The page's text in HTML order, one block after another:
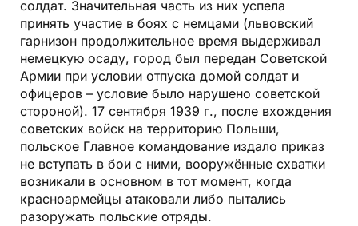
солдат. Значительная часть из них успела
принять участие в боях с немцами (львовский
гарнизон продолжительное время выдерживал
немецкую осаду, город был передан Советской
Армии при условии отпуска домой солдат и
офицеров – условие было нарушено советской
стороной). 17 сентября 1939 г., после вхождения
советских войск на территорию Польши,
польское Главное командование издало приказ
не вступать в бои с ними, вооружённые схватки
возникали в основном в тот момент, когда
красноармейцы атаковали либо пытались
разоружать польские отряды.